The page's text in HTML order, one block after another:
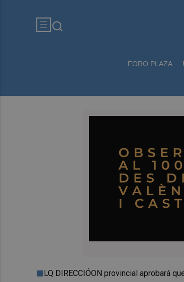
FORO PLAZA
LQ DIRECCIÓON provincial aprobará